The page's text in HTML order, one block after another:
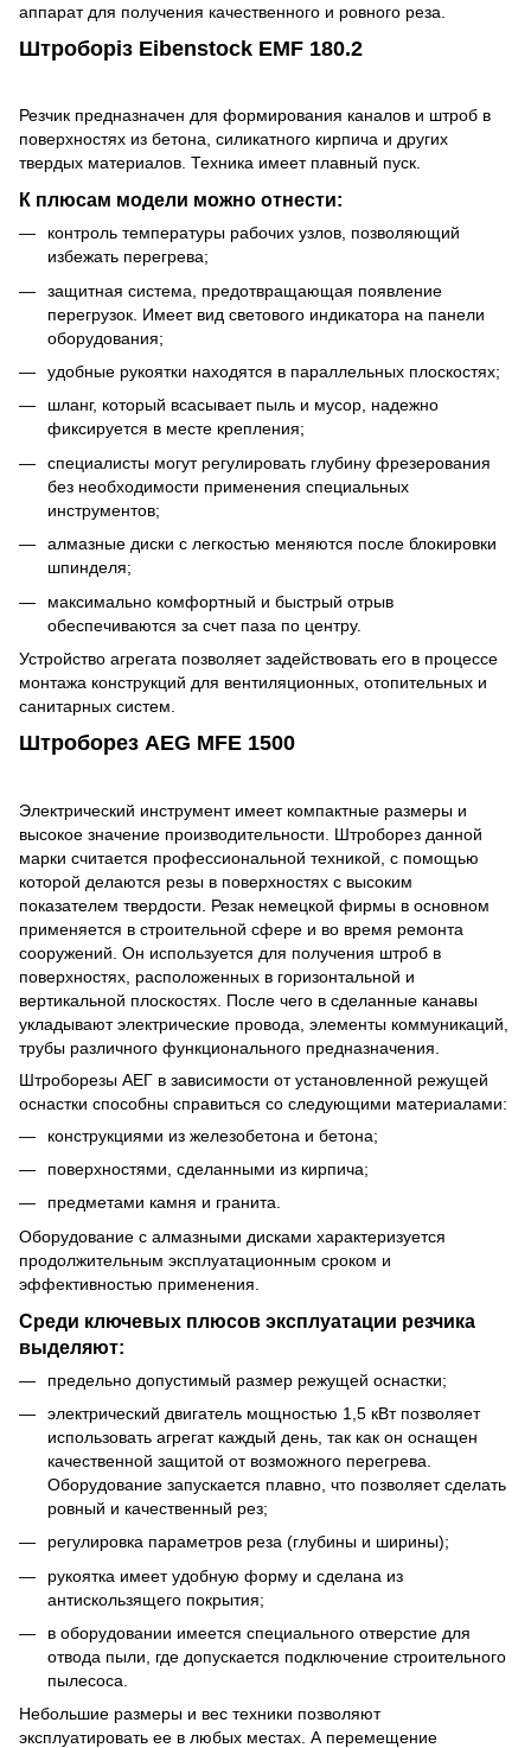
аппарат для получения качественного и ровного реза.
Штроборіз Eibenstock EMF 180.2
Резчик предназначен для формирования каналов и штроб в
поверхностях из бетона, силикатного кирпича и других
твердых материалов. Техника имеет плавный пуск.
К плюсам модели можно отнести:
контроль температуры рабочих узлов, позволяющий
избежать перегрева;
защитная система, предотвращающая появление
перегрузок. Имеет вид светового индикатора на панели
оборудования;
удобные рукоятки находятся в параллельных плоскостях;
шланг, который всасывает пыль и мусор, надежно
фиксируется в месте крепления;
специалисты могут регулировать глубину фрезерования
без необходимости применения специальных
инструментов;
алмазные диски с легкостью меняются после блокировки
шпинделя;
максимально комфортный и быстрый отрыв
обеспечиваются за счет паза по центру.
Устройство агрегата позволяет задействовать его в процессе
монтажа конструкций для вентиляционных, отопительных и
санитарных систем.
Штроборез AEG MFE 1500
Электрический инструмент имеет компактные размеры и
высокое значение производительности. Штроборез данной
марки считается профессиональной техникой, с помощью
которой делаются резы в поверхностях с высоким
показателем твердости. Резак немецкой фирмы в основном
применяется в строительной сфере и во время ремонта
сооружений. Он используется для получения штроб в
поверхностях, расположенных в горизонтальной и
вертикальной плоскостях. После чего в сделанные канавы
укладывают электрические провода, элементы коммуникаций,
трубы различного функционального предназначения.
Штроборезы АЕГ в зависимости от установленной режущей
оснастки способны справиться со следующими материалами:
конструкциями из железобетона и бетона;
поверхностями, сделанными из кирпича;
предметами камня и гранита.
Оборудование с алмазными дисками характеризуется
продолжительным эксплуатационным сроком и
эффективностью применения.
Среди ключевых плюсов эксплуатации резчика
выделяют:
предельно допустимый размер режущей оснастки;
электрический двигатель мощностью 1,5 кВт позволяет
использовать агрегат каждый день, так как он оснащен
качественной защитой от возможного перегрева.
Оборудование запускается плавно, что позволяет сделать
ровный и качественный рез;
регулировка параметров реза (глубины и ширины);
рукоятка имеет удобную форму и сделана из
антискользящего покрытия;
в оборудовании имеется специального отверстие для
отвода пыли, где допускается подключение строительного
пылесоса.
Небольшие размеры и вес техники позволяют
эксплуатировать ее в любых местах. А перемещение